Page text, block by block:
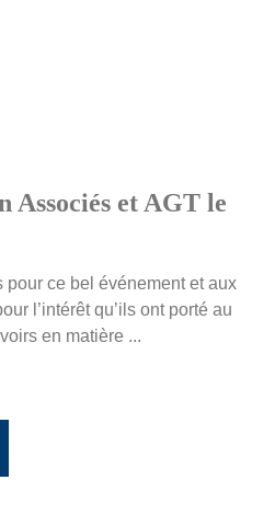
Associés et AGT le
pour ce bel événement et aux
l’intérêt qu’ils ont porté au
en matière ...